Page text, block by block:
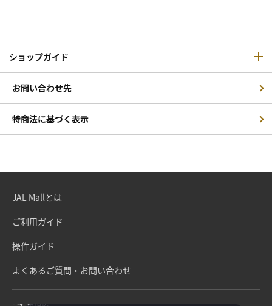
ショップガイド
お問い合わせ先
特商法に基づく表示
JAL Mallとは
ご利用ガイド
操作ガイド
よくあるご質問・お問い合わせ